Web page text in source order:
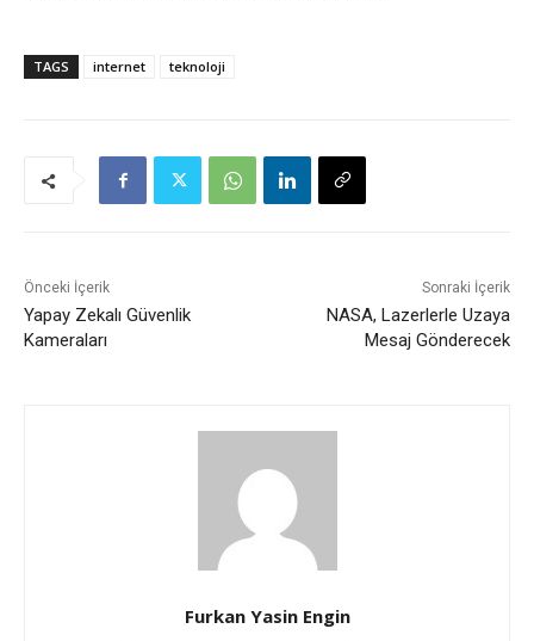
TAGS internet teknoloji
Önceki İçerik
Yapay Zekalı Güvenlik
Kameraları
Sonraki İçerik
NASA, Lazerlerle Uzaya
Mesaj Gönderecek
Furkan Yasin Engin